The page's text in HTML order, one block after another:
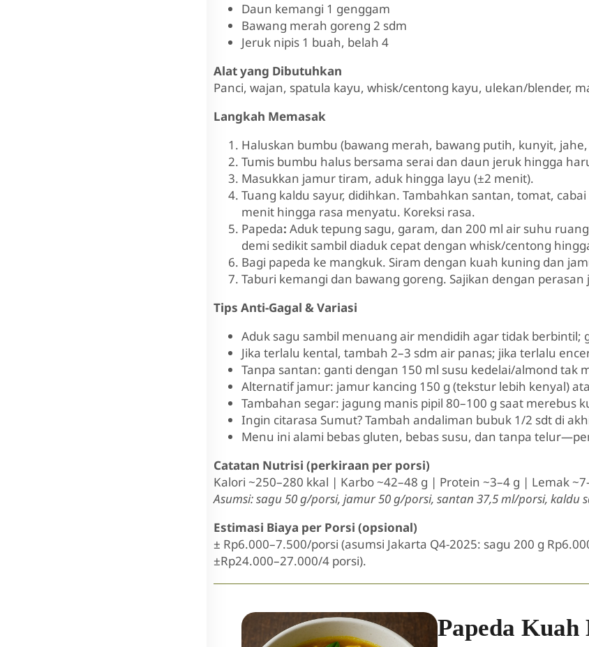
Daun kemangi 1 genggam
Bawang merah goreng 2 sdm
Jeruk nipis 1 buah, belah 4
Alat yang Dibutuhkan
Panci, wajan, spatula kayu, whisk/centong kayu, ulekan/blender,
Langkah Memasak
Haluskan bumbu (bawang merah, bawang putih, kunyit,
Tumis bumbu halus bersama serai dan daun jeruk hingga
Masukkan jamur tiram, aduk hingga layu (±2 menit).
Tuang kaldu sayur, didihkan. Tambahkan santan, tomat,
menit hingga rasa menyatu. Koreksi rasa.
Papeda: Aduk tepung sagu, garam, dan 200 ml air suhu
demi sedikit sambil diaduk cepat dengan whisk/centong
Bagi papeda ke mangkuk. Siram dengan kuah kuning dan
Taburi kemangi dan bawang goreng. Sajikan dengan perasan
Tips Anti-Gagal & Variasi
Aduk sagu sambil menuang air mendidih agar tidak berbintil;
Jika terlalu kental, tambah 2–3 sdm air panas; jika terlalu
Tanpa santan: ganti dengan 150 ml susu kedelai/almond tak
Alternatif jamur: jamur kancing 150 g (tekstur lebih kenyal)
Tambahan segar: jagung manis pipil 80–100 g saat merebus
Ingin citarasa Sumut? Tambah andaliman bubuk 1/2 sdt di
Menu ini alami bebas gluten, bebas susu, dan tanpa
Catatan Nutrisi (perkiraan per porsi)
Kalori ~250–280 kkal | Karbo ~42–48 g | Protein ~3–4 g | Lemak
Asumsi: sagu 50 g/porsi, jamur 50 g/porsi, santan 37,5 ml/porsi, kaldu
Estimasi Biaya per Porsi (opsional)
± Rp6.000–7.500/porsi (asumsi Jakarta Q4-2025: sagu 200 g
±Rp24.000–27.000/4 porsi).
Papeda